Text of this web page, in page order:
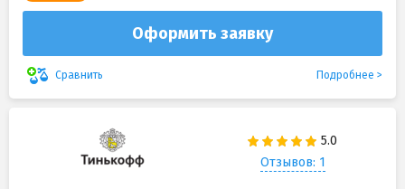
Оформить заявку
Сравнить Подробнее
Отзывов: 1